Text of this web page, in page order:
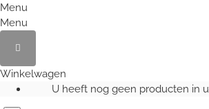
Menu
Menu
Winkelwagen
U heeft nog geen producten in